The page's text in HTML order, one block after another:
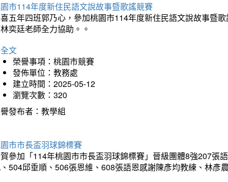
市114年度新住民語文說故事暨歌謠競賽
五年四班郭乃心，參加桃園市114年度新住民語文說故事暨
奕廷老師全力協助。。
文
榮譽事項：桃園市競賽
發佈單位：教務處
建立時間：2025-05-12
瀏覽次數：320
發布者：教學組
市市長盃羽球錦標賽
參加「114年桃園市市長盃羽球錦標賽」晉級團體8強207張
504邱垂順、506張恩維、608張語恩感謝陳彥均教練、林彥